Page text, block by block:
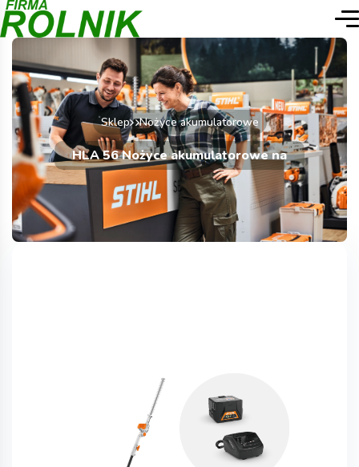
Sklep Nożyce akumulatorowe
HLA 56 Nożyce akumulatorowe na